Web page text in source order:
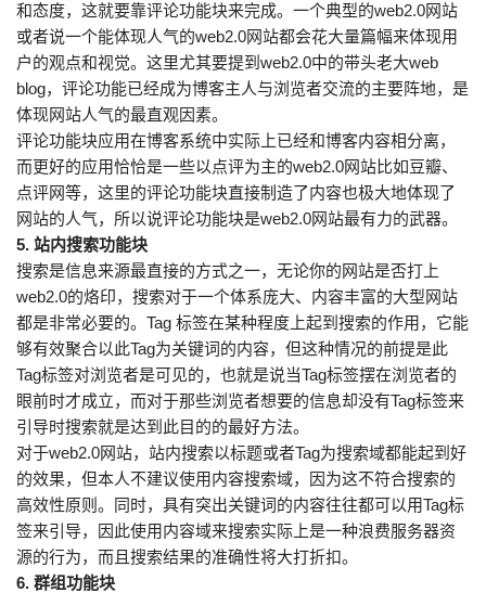
和态度，这就要靠评论功能块来完成。一个典型的web2.0网站
或者说一个能体现人气的web2.0网站都会花大量篇幅来体现用
户的观点和视觉。这里尤其要提到web2.0中的带头老大web
blog，评论功能已经成为博客主人与浏览者交流的主要阵地，是
体现网站人气的最直观因素。
评论功能块应用在博客系统中实际上已经和博客内容相分离，
而更好的应用恰恰是一些以点评为主的web2.0网站比如豆瓣、
点评网等，这里的评论功能块直接制造了内容也极大地体现了
网站的人气，所以说评论功能块是web2.0网站最有力的武器。
5. 站内搜索功能块
搜索是信息来源最直接的方式之一，无论你的网站是否打上
web2.0的烙印，搜索对于一个体系庞大、内容丰富的大型网站
都是非常必要的。Tag 标签在某种程度上起到搜索的作用，它能
够有效聚合以此Tag为关键词的内容，但这种情况的前提是此
Tag标签对浏览者是可见的，也就是说当Tag标签摆在浏览者的
眼前时才成立，而对于那些浏览者想要的信息却没有Tag标签来
引导时搜索就是达到此目的的最好方法。
对于web2.0网站，站内搜索以标题或者Tag为搜索域都能起到好
的效果，但本人不建议使用内容搜索域，因为这不符合搜索的
高效性原则。同时，具有突出关键词的内容往往都可以用Tag标
签来引导，因此使用内容域来搜索实际上是一种浪费服务器资
源的行为，而且搜索结果的准确性将大打折扣。
6. 群组功能块